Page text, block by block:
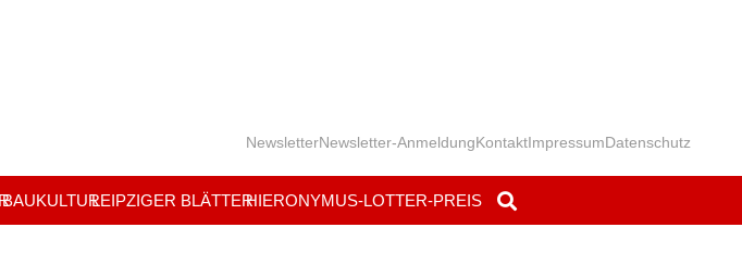
NewsletterNewsletter-AnmeldungKontaktImpressumDatenschutz
BAUKULTURLEIPZIGER BLÄTTERHIERONYMUS-LOTTER-PREIS